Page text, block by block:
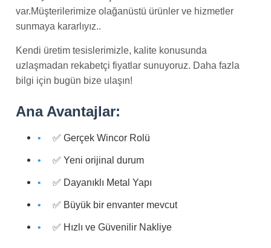
var.Müşterilerimize olağanüstü ürünler ve hizmetler
sunmaya kararlıyız..
Kendi üretim tesislerimizle, kalite konusunda
uzlaşmadan rekabetçi fiyatlar sunuyoruz. Daha fazla
bilgi için bugün bize ulaşın!
Ana Avantajlar:
✅ Gerçek Wincor Rolü
✅ Yeni orijinal durum
✅ Dayanıklı Metal Yapı
✅ Büyük bir envanter mevcut
✅ Hızlı ve Güvenilir Nakliye